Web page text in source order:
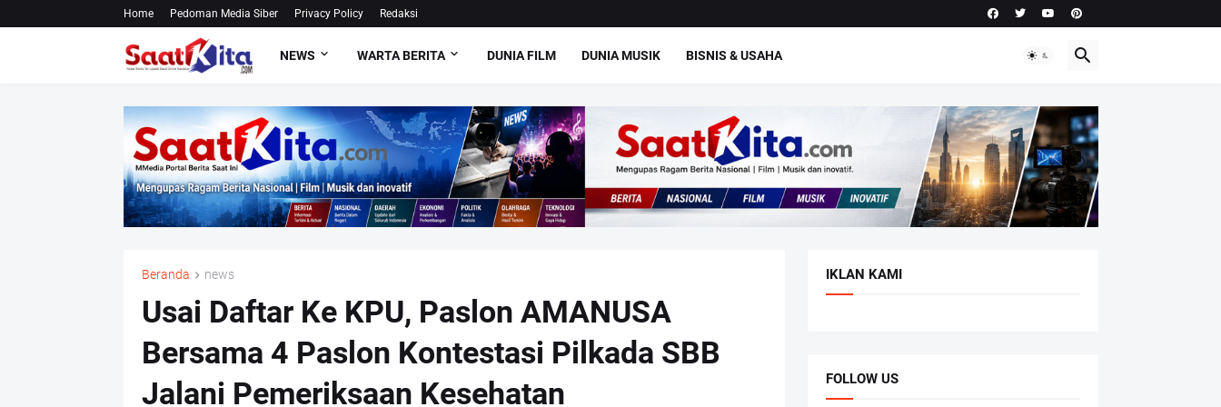
Home Pedoman Media Siber Privacy Policy Redaksi
NEWS WARTA BERITA DUNIA FILM DUNIA MUSIK BISNIS & USAHA
Beranda news
Usai Daftar Ke KPU, Paslon AMANUSA
Bersama 4 Paslon Kontestasi Pilkada SBB
Jalani Pemeriksaan Kesehatan
IKLAN KAMI
FOLLOW US